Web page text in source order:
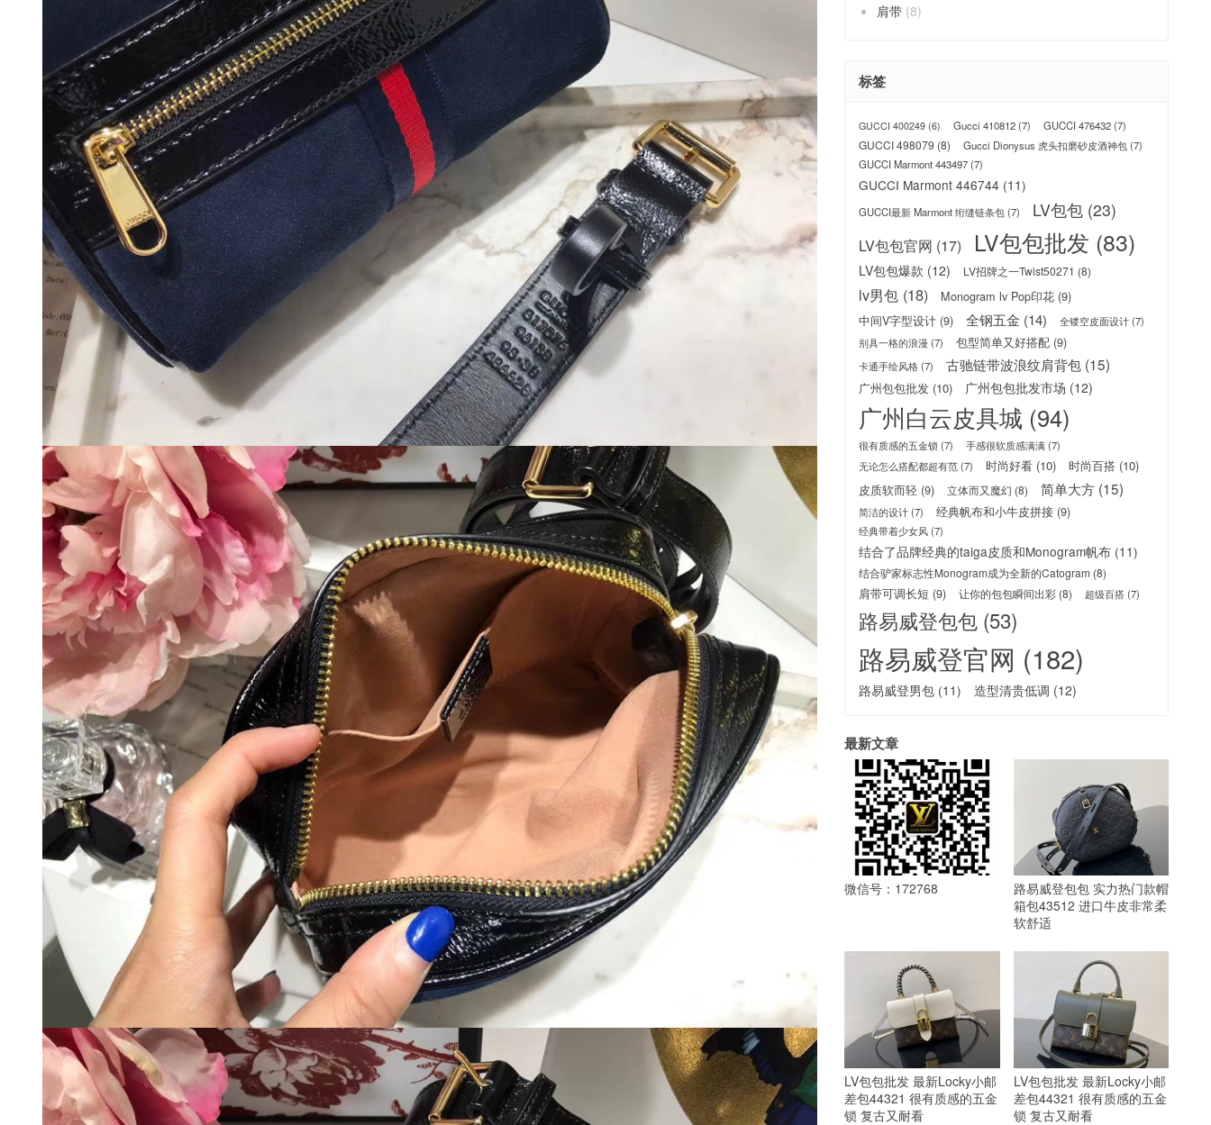
肩带 (8)
标签
GUCCI 400249 (6) Gucci 410812(7) GUCCI 476432(7)
GUCCI 498079 (8) Gucci Dionysus 虎头扣磨砂皮酒神包(7)
GUCCI Marmont 443497(7)
GUCCI Marmont 446744 (11)
GUCCI最新 Marmont 绗缝链条包(7) LV包包 (23)
LV包包官网 (17) LV包包批发 (83)
LV包包爆款 (12) LV招牌之一Twist50271 (8)
lv男包 (18) Monogram lv Pop印花 (9)
中间V字型设计 (9) 全钢五金 (14) 全镂空皮面设计(7)
别具一格的浪漫 (7) 包型简单又好搭配 (9)
卡通手绘风格(7) 古驰链带波浪纹肩背包 (15)
广州包包批发 (10) 广州包包批发市场 (12)
广州白云皮具城 (94)
很有质感的五金锁 (7) 手感很软质感满满(7)
无论怎么搭配都超有范(7) 时尚好看 (10) 时尚百搭 (10)
皮质软而轻 (9) 立体而又魔幻 (8) 简单大方 (15)
简洁的设计(7) 经典帆布和小牛皮拼接 (9)
经典带着少女风(7)
结合了品牌经典的taiga皮质和Monogram帆布 (11)
结合驴家标志性Monogram成为全新的Catogram (8)
肩带可调长短 (9) 让你的包包瞬间出彩 (8) 超级百搭(7)
路易威登包包 (53)
路易威登官网 (182)
路易威登男包 (11) 造型清贵低调 (12)
最新文章
微信号：172768
路易威登包包 实力热门款帽
箱包43512 进口牛皮非常柔
软舒适
LV包包批发 最新Locky小邮
差包44321 很有质感的五金
锁 复古又耐看
LV包包批发 最新Locky小邮
差包44321 很有质感的五金
锁 复古又耐看